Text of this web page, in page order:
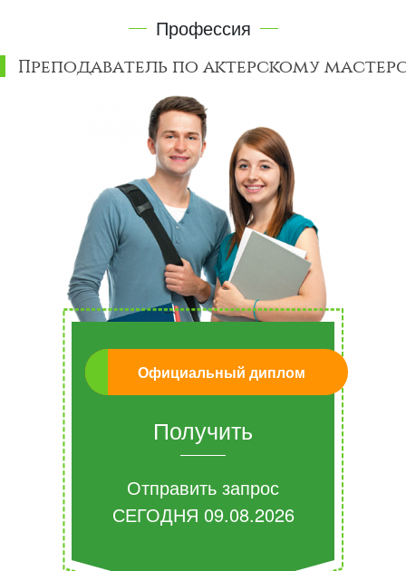
Профессия
Преподаватель по актерскому
Официальный диплом
Получить
Отправить запрос
СЕГОДНЯ 09.08.2026